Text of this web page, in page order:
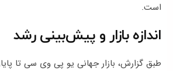
است.
اندازه بازار و پیش‌بینی رشد